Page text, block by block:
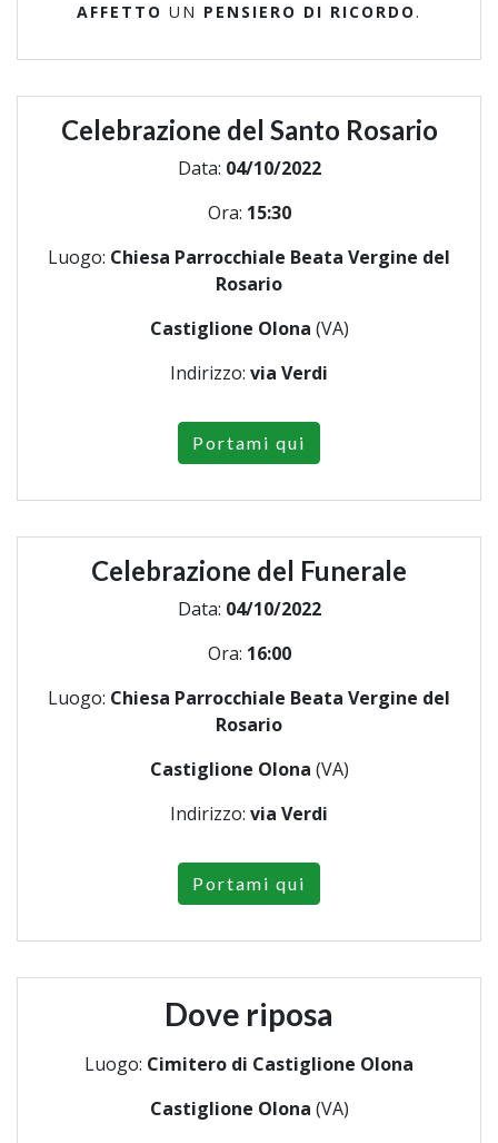
AFFETTO UN PENSIERO DI RICORDO .
Celebrazione del Santo Rosario
Data: 04/10/2022
Ora: 15:30
Luogo: Chiesa Parrocchiale Beata Vergine del
Rosario
Castiglione Olona (VA)
Indirizzo: via Verdi
Portami qui
Celebrazione del Funerale
Data: 04/10/2022
Ora: 16:00
Luogo: Chiesa Parrocchiale Beata Vergine del
Rosario
Castiglione Olona (VA)
Indirizzo: via Verdi
Portami qui
Dove riposa
Luogo: Cimitero di Castiglione Olona
Castiglione Olona (VA)